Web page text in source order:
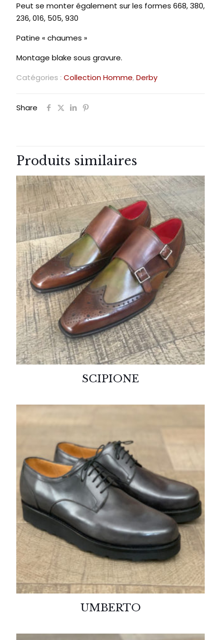
Peut se monter également sur les formes 668, 380,
236, 016, 505, 930
Patine « chaumes »
Montage blake sous gravure.
Catégories : Collection Homme,Derby
Share
Produits similaires
SCIPIONE
UMBERTO